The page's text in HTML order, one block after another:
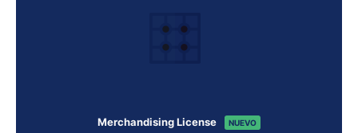
Merchandising License NUEVO